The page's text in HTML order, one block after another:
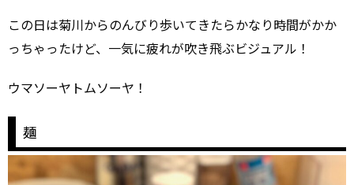
この日は菊川からのんびり歩いてきたらかなり時間がかか
っちゃったけど、一気に疲れが吹き飛ぶビジュアル！
ウマソーヤトムソーヤ！
麺